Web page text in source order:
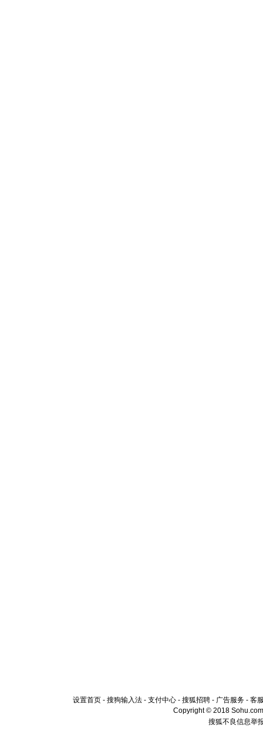
设置首页 - 搜狗输入法 - 支付中心 - 搜狐招聘 - 广告服务 - 客
Copyright © 2018
搜狐不良信息举